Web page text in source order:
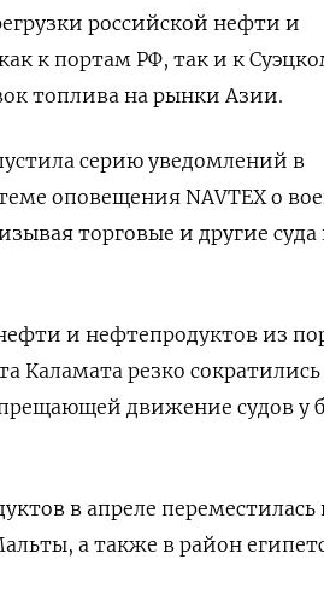
российской нефти и
к портам РФ, так и к
топлива на рынки Азии.
серию уведомлений в
оповещения NAVTEX о
торговые и другие суда
и нефтепродуктов из
Каламата резко
движение судов у
в апреле переместилась
а также в район